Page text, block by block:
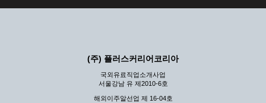
(주) 플러스커리어코리아
국외유료직업소개사업
서울강남 유 제2010-6호
해외이주알선업 제 16-04호